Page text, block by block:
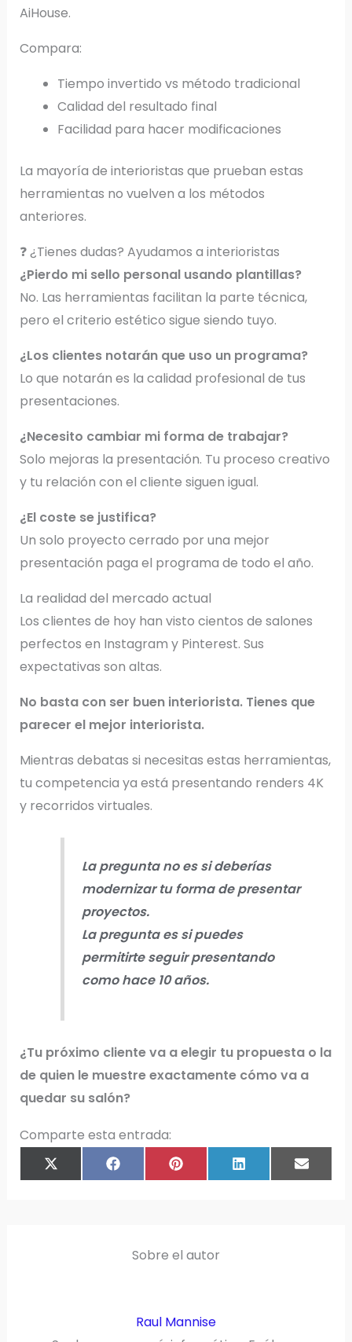
AiHouse.
Compara:
Tiempo invertido vs método tradicional
Calidad del resultado final
Facilidad para hacer modificaciones
La mayoría de interioristas que prueban estas
herramientas no vuelven a los métodos
anteriores.
❓ ¿Tienes dudas? Ayudamos a interioristas
¿Pierdo mi sello personal usando plantillas?
No. Las herramientas facilitan la parte técnica,
pero el criterio estético sigue siendo tuyo.
¿Los clientes notarán que uso un programa?
Lo que notarán es la calidad profesional de tus
presentaciones.
¿Necesito cambiar mi forma de trabajar?
Solo mejoras la presentación. Tu proceso creativo
y tu relación con el cliente siguen igual.
¿El coste se justifica?
Un solo proyecto cerrado por una mejor
presentación paga el programa de todo el año.
La realidad del mercado actual
Los clientes de hoy han visto cientos de salones
perfectos en Instagram y Pinterest. Sus
expectativas son altas.
No basta con ser buen interiorista. Tienes que
parecer el mejor interiorista.
Mientras debatas si necesitas estas herramientas,
tu competencia ya está presentando renders 4K
y recorridos virtuales.
La pregunta no es si deberías
modernizar tu forma de presentar
proyectos.
La pregunta es si puedes
permitirte seguir presentando
como hace 10 años.
¿Tu próximo cliente va a elegir tu propuesta o la
de quien le muestre exactamente cómo va a
quedar su salón?
Comparte esta entrada:
COMPARTIR
EN
X
T
COMPARTIR
F
C
COMPARTIR
P
N
COMPARTIR
EN
L
N
E
A
Sobre el autor
Raul Mannise